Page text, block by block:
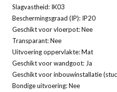
Slagvastheid: IK03
Beschermingsgraad (IP): IP20
Geschikt voor vloerpot: Nee
Transparant: Nee
Uitvoering oppervlakte: Mat
Geschikt voor wandgoot: Ja
Geschikt voor inbouwinstallatie
Bondige uitvoering: Nee